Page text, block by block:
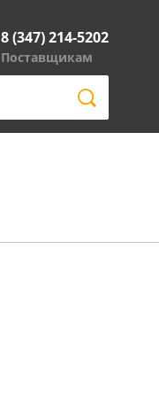
8 (347) 214-5202
Поставщикам